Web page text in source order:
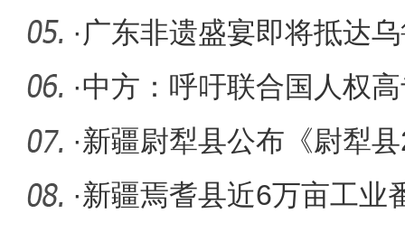
·广东非遗盛宴即将抵达
·中方：呼吁联合国人权
虚假信息
·新疆尉犁县公布《尉犁
项目库（
·新疆焉耆县近6万亩工业